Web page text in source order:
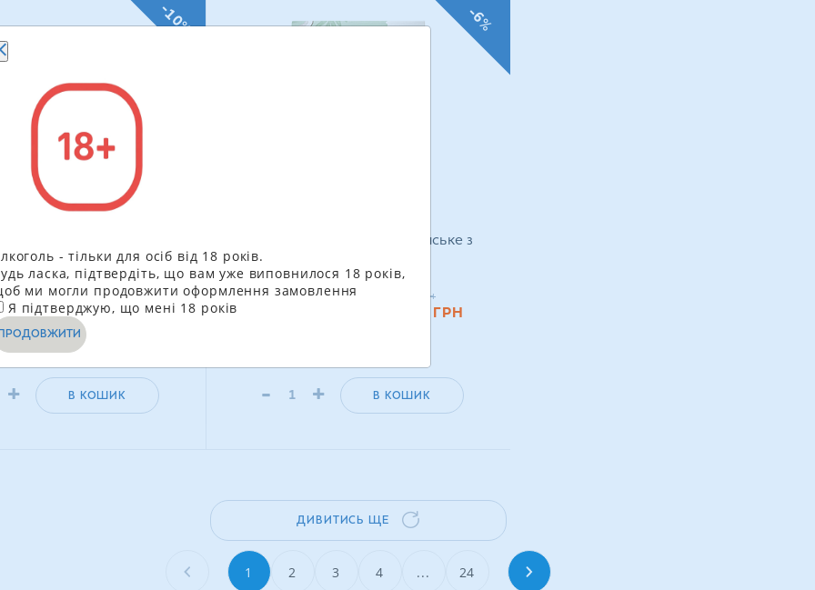
Baru в молочному
Кранчі Фундук 30 г
111.90 грн
100.80ГРН
+ В КОШИК
-10%
Печиво Delicia Кокос веганське з
підсолоджувачем 135 г
грн
ГРН
- + В КОШИК
-6%
ДИВИТИСЬ ЩЕ
1 2 3 4 ... 24
- тільки для осіб від 18 років.
ласка, підтвердіть, що вам уже виповнилося 18 років,
ми могли продовжити оформлення замовлення
Я підтверджую, що мені 18 років
ПРОДОВЖИТИ